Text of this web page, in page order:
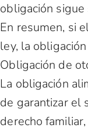
obligación sigue
En resumen, si
ley, la
Obligación de
La obligación
de garantizar el
derecho